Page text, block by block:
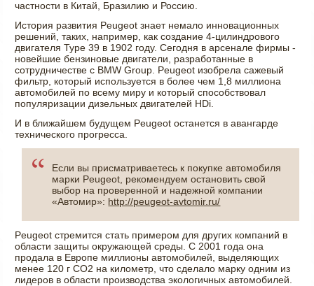
частности в Китай, Бразилию и Россию.
История развития Peugeot знает немало инновационных
решений, таких, например, как создание 4-цилиндрового
двигателя Type 39 в 1902 году. Сегодня в арсенале фирмы -
новейшие бензиновые двигатели, разработанные в
сотрудничестве с BMW Group. Peugeot изобрела сажевый
фильтр, который используется в более чем 1,8 миллиона
автомобилей по всему миру и который способствовал
популяризации дизельных двигателей HDi.
И в ближайшем будущем Peugeot останется в авангарде
технического прогресса.
Если вы присматриваетесь к покупке автомобиля
марки Peugeot, рекомендуем остановить свой
выбор на проверенной и надежной компании
«Автомир»: http://peugeot-avtomir.ru/
Peugeot стремится стать примером для других компаний в
области защиты окружающей среды. С 2001 года она
продала в Европе миллионы автомобилей, выделяющих
менее 120 г СО2 на километр, что сделало марку одним из
лидеров в области производства экологичных автомобилей.